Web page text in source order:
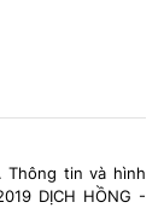
Thông tin và hình